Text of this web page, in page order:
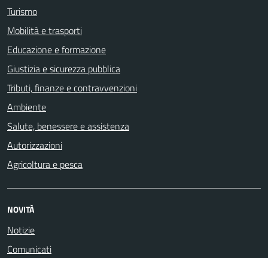
Turismo
Mobilità e trasporti
Educazione e formazione
Giustizia e sicurezza pubblica
Tributi, finanze e contravvenzioni
Ambiente
Salute, benessere e assistenza
Autorizzazioni
Agricoltura e pesca
NOVITÀ
Notizie
Comunicati